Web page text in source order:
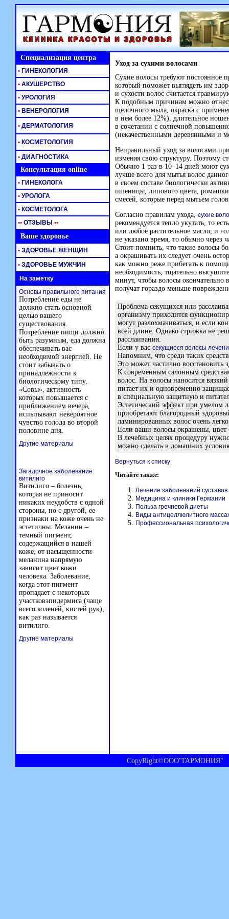
Специализация центра Уход за сухими волосами
Сухие волосы требуют постоянное
который поможет выглядеть им
и сухости волос считается
К подобным причинам можно
щелочного мыла, окраска с
в нем более 12%), длительное
в сочетании с солнечной
(некачественными деревянными и
Неправильный уход за волосами
изменяя свою структуру. Поэтому
Обычно 1 раз в 10–14 дней моют
лучше всего для мытья волос
в своем составе биологически
пшеницы, липового цвета,
смесей, которые перед мытьем
Согласно правилам ухода, сухие
рекомендуется тепло укутать, то
или любое растительное масло, и
не указано время, то обычно
Стоит помнить, что такие волосы
а окрашивать их следует очень
как можно реже прибегать к
необходимость, тщательно
минут, чтобы волосы окончательно
получат гораздо меньше
Проблема секущихся или
организму приходится
могут разлохмачиваться, и если
всей длине. Однако стрижка не
расслаивания.
Если у вас секущиеся волосы
Напомним, что среди таких
Это может частично восстановить
К современным салонным
волос. На волосы наносится
питает их и одновременно
в специальную защитную и
Эстетический эффект при умелом
приобретают благородный
ламинированных волос очень
Если ваши волосы окрашены, цвет
В лечебных целях процедуру
можно сделать в домашних
Вернуться к списку
Читайте также:
Лечение заболеваний
Медицина и клиники Германии
Польза гречневой диеты
Виды антицеллюлитного
Профессиональная
• ГИНЕКОЛОГИЯ
• АКУШЕРСТВО
• УРОЛОГИЯ
• ВЕНЕРОЛОГИЯ
• ДЕРМАТОЛОГИЯ
• КОСМЕТОЛОГИЯ
• ДИАГНОСТИКА
Консультация online
• ГИНЕКОЛОГА
• УРОЛОГА
• КОСМЕТОЛОГА
•• ОТЗЫВЫ ••
Ваше здоровье
• ЗДОРОВЬЕ ЖЕНЩИН
• ЗДОРОВЬЕ МУЖЧИН
На заметку
Основы правильного питания
Потребление еды не
должно стать основной
целью вашего
существования.
Потребление пищи должно
быть разумным, еда должна
обеспечивать вас
необходимой энергией. Не
стоит забывать о
принадлежности к
биологическому типу.
«Совы», активность
которых повышается с
приближением вечера,
испытывают невероятное
чувство голода во второй
половине дня.
Другие материалы
Загадочное заболевание
витилиго
Витилиго – болезнь,
которая не приносит
никаких неудобств с одной
стороны, но с другой, ее
признаки на коже очень не
эстетичны. Меланин –
темный пигмент,
содержащийся в нашей
коже, от насыщенности
меланина напрямую
зависит цвет кожи
человека. Заболевание,
когда этот пигмент
пропадает с некоторых
участковэпидермиса (чаще
всего коленей, кистей рук),
как раз называется
витилиго.
Другие материалы